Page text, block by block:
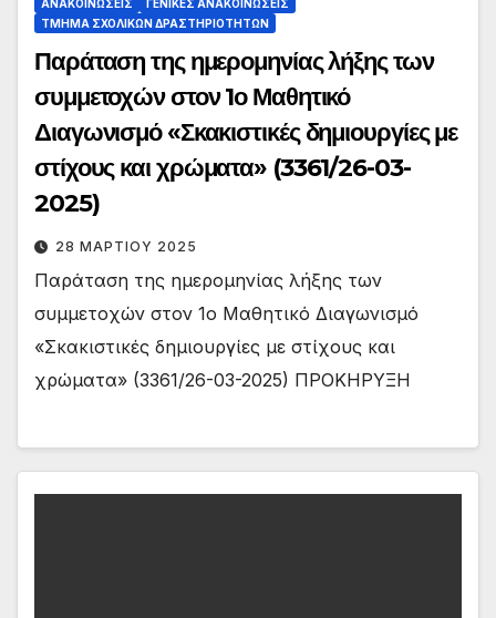
ΑΝΑΚΟΙΝΏΣΕΙΣ
ΓΕΝΙΚΈΣ ΑΝΑΚΟΙΝΏΣΕΙΣ
ΤΜΉΜΑ ΣΧΟΛΙΚΏΝ ΔΡΑΣΤΗΡΙΟΤΉΤΩΝ
Παράταση της ημερομηνίας λήξης των
συμμετοχών στον 1ο Μαθητικό
Διαγωνισμό «Σκακιστικές δημιουργίες με
στίχους και χρώματα» (3361/26-03-
2025)
28 ΜΑΡΤΊΟΥ 2025
Παράταση της ημερομηνίας λήξης των
συμμετοχών στον 1ο Μαθητικό Διαγωνισμό
«Σκακιστικές δημιουργίες με στίχους και
χρώματα» (3361/26-03-2025) ΠΡΟΚΗΡΥΞΗ